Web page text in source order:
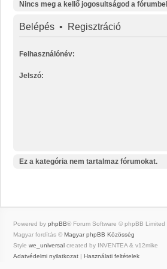
Nincs meg a kellő jogosultságod a
Belépés • Regisztráció
Felhasználónév:
Jelszó:
Ez a kategória nem tartalmaz fórumokat.
Powered by phpBB® Forum Software © phpBB Limited
Magyar fordítás © Magyar phpBB Közösség
Style we_universal created by INVENTEA & v12mike
Adatvédelmi nyilatkozat
Használati feltételek